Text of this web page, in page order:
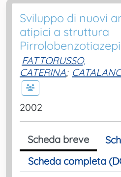
Sviluppo di nuovi
atipici a struttura
FATTORUSSO,
CATERINA;
2002
Scheda breve
Scheda completa